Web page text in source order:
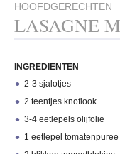
HOOFDGERECHTEN
LASAGNE
INGREDIENTEN
2-3 sjalotjes
2 teentjes knoflook
3-4 eetlepels olijfolie
1 eetlepel tomatenpuree